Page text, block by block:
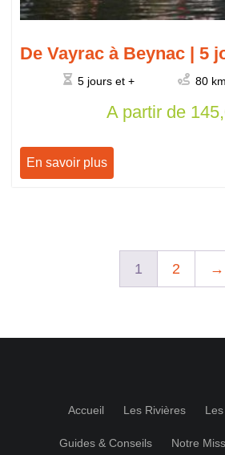
De Vayrac à Beynac | 5
5 jours et + 80 km
A partir de
En savoir plus
1 2 →
Accueil Les Rivières
Guides & Conseils Notre